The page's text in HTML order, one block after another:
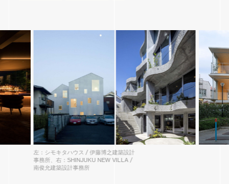
左：シモキタハウス / 伊藤博之建築設計
事務所、右：SHINJUKU NEW VILLA /
南俊允建築設計事務所